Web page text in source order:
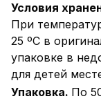
Условия
При
25 ºС в
упаковке в
для детей
Упаковка. По